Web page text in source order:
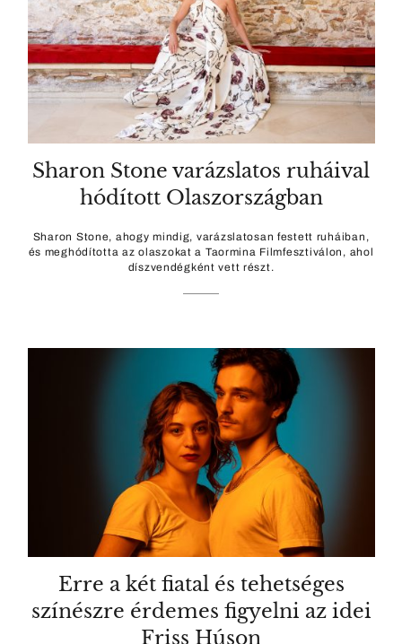
Sharon Stone varázslatos ruháival
hódított Olaszországban
Sharon Stone, ahogy mindig, varázslatosan festett ruháiban,
és meghódította az olaszokat a Taormina Filmfesztiválon, ahol
díszvendégként vett részt.
Erre a két fiatal és tehetséges
színészre érdemes figyelni az idei
Friss Húson